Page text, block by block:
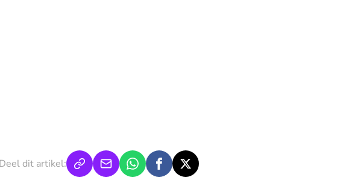
Deel dit artikel: